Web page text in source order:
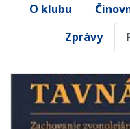
O klubu
Zprávy